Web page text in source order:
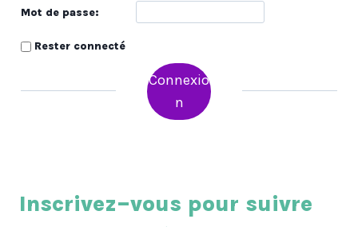
Mot de passe:
Rester connecté
Connexio
n
Inscrivez–vous pour suivre